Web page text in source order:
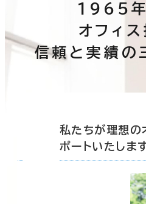
1965年
オフィ
信頼と実績の
私たちが理想の
ポートいたしま